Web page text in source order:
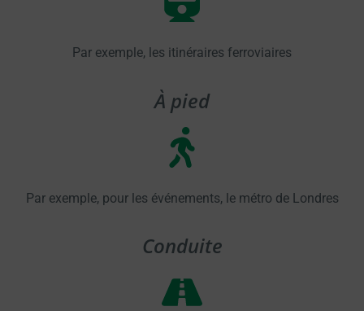
Par exemple, les itinéraires ferroviaires
À pied
Par exemple, pour les événements, le métro de Londres
Conduite